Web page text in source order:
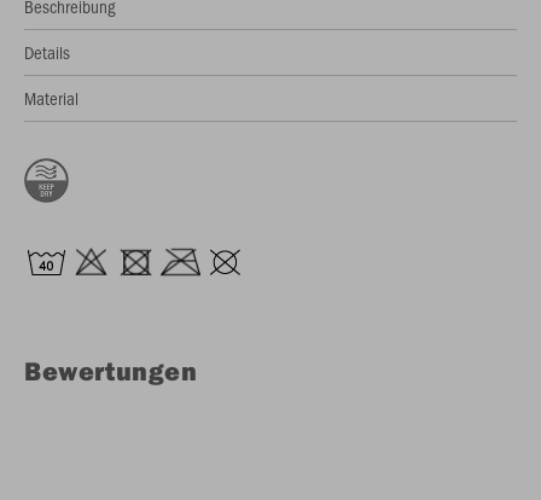
Beschreibung
Details
Material
Bewertungen